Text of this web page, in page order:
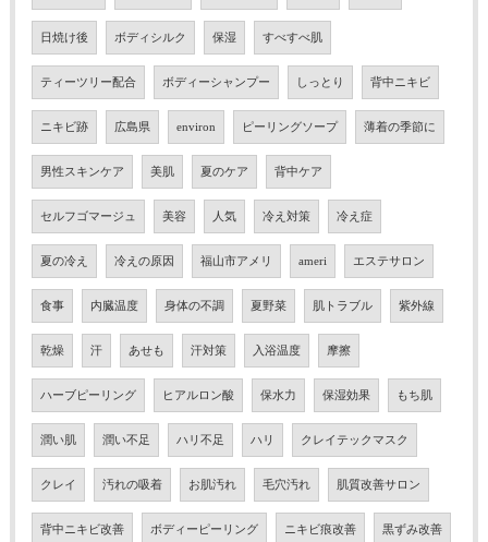
日焼け後 ボディシルク 保湿 すべすべ肌
ティーツリー配合 ボディーシャンプー しっとり 背中ニキビ
ニキビ跡 広島県 environ ピーリングソープ 薄着の季節に
男性スキンケア 美肌 夏のケア 背中ケア
セルフゴマージュ 美容 人気 冷え対策 冷え症
夏の冷え 冷えの原因 福山市アメリ ameri エステサロン
食事 内臓温度 身体の不調 夏野菜 肌トラブル 紫外線
乾燥 汗 あせも 汗対策 入浴温度 摩擦
ハーブピーリング ヒアルロン酸 保水力 保湿効果 もち肌
潤い肌 潤い不足 ハリ不足 ハリ クレイテックマスク
クレイ 汚れの吸着 お肌汚れ 毛穴汚れ 肌質改善サロン
背中ニキビ改善 ボディーピーリング ニキビ痕改善 黒ずみ改善